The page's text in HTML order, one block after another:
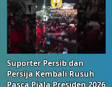
Suporter Persib dan
Persija Kembali Rusuh
Pasca Piala Presiden 2026